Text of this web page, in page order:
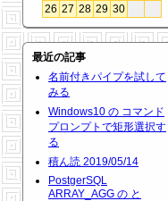
26 27 28 29 30
最近の記事
名前付きパイプを試して
みる
Windows10 の コマンド
プロンプトで矩形選択す
る
積ん読 2019/05/14
PostgerSQL
ARRAY_AGG の と